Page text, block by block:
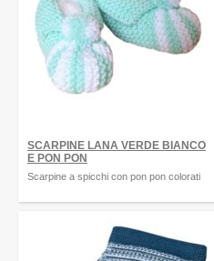
SCARPINE LANA VERDE BIANCO
E PON PON
Scarpine a spicchi con pon pon colorati